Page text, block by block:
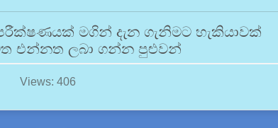
මගින් දැන ගැනිමට හැකියාවක්
එන්නත ලබා ගන්න පුළුවන්
Views: 406